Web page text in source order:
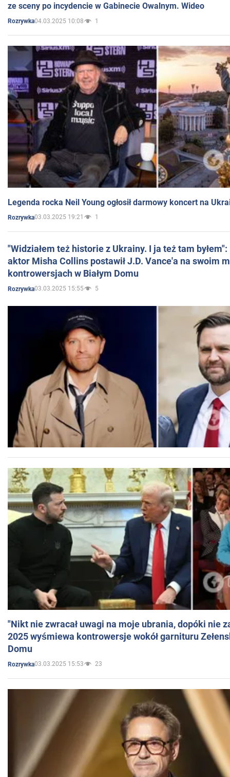
ze sceny po incydencie w Gabinecie Owalnym. Wideo
Rozrywka04.03.2025 10:08 1
Legenda rocka Neil Young ogłosił darmowy koncert na
Rozrywka03.03.2025 19:21 1
"Widziałem też historie z Ukrainy. I ja też tam
aktor Misha Collins postawił J.D. Vance'a na swoim
kontrowersjach w Białym Domu
Rozrywka03.03.2025 15:55 5
"Nikt nie zwracał uwagi na moje ubrania, dopóki nie
2025 wyśmiewa kontrowersje wokół garnituru
Domu
Rozrywka03.03.2025 15:53 23